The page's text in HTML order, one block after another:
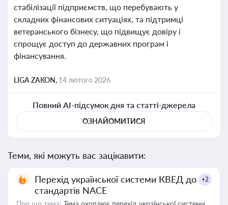
стабілізації підприємств, що перебувають у
складних фінансових ситуаціях, та підтримці
ветеранського бізнесу, що підвищує довіру і
спрощує доступ до державних програм і
фінансування.
LIGA ZAKON, 14 лютого 2026
Повний AI-підсумок дня та статті-джерела
ОЗНАЙОМИТИСЯ
Теми, які можуть вас зацікавити:
Перехід української системи КВЕД до
стандартів NACE
+2